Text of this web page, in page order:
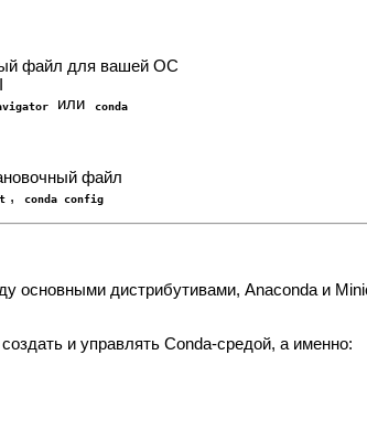
файл для вашей ОС
или conda
файл
, conda config
основными дистрибутивами, Anaconda и
и управлять Conda-средой, а именно: